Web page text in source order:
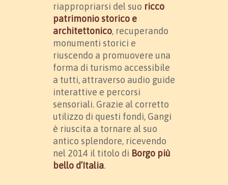
riappropriarsi del suo ricco
patrimonio storico e
architettonico, recuperando
monumenti storici e
riuscendo a promuovere una
forma di turismo accessibile
a tutti, attraverso audio guide
interattive e percorsi
sensoriali. Grazie al corretto
utilizzo di questi fondi, Gangi
è riuscita a tornare al suo
antico splendore, ricevendo
nel 2014 il titolo di Borgo più
bello d’Italia.